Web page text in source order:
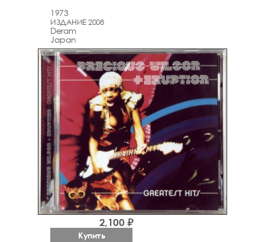
1973
ИЗДАНИЕ 2008
Deram
Japan
2,100 ₽
Купить